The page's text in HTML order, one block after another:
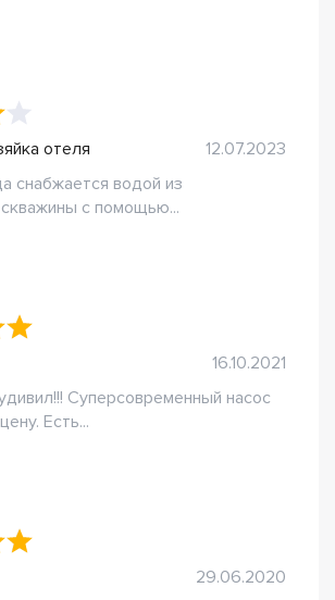
отеля
12.07.2023
снабжается водой из
с помощью...
16.10.2021
Суперсовременный насос
Есть...
29.06.2020